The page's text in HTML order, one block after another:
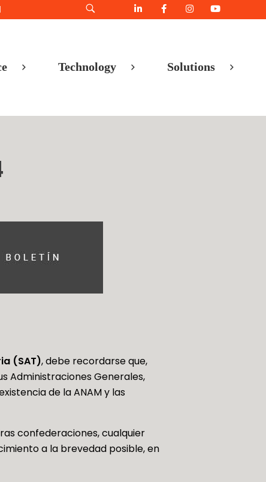
Technology Solutions
(SAT), debe recordarse que,
Administraciones Generales,
de la ANAM y las
confederaciones, cualquier
a la brevedad posible, en